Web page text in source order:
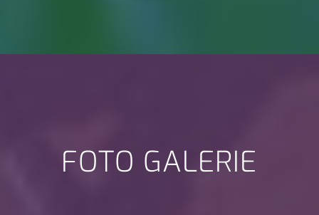
FOTO GALERIE